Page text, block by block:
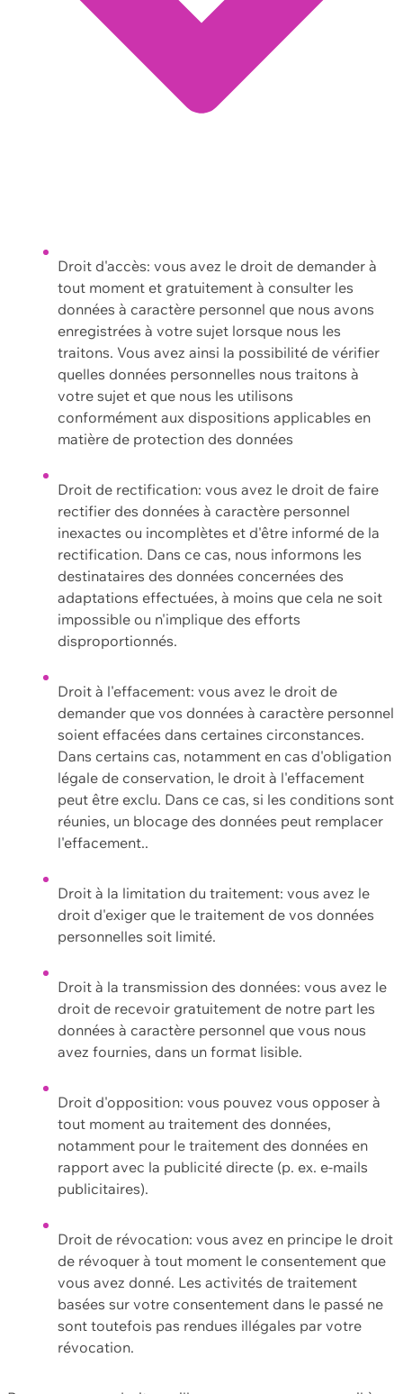
Droit d'accès: vous avez le droit de demander à
tout moment et gratuitement à consulter les
données à caractère personnel que nous avons
enregistrées à votre sujet lorsque nous les
traitons. Vous avez ainsi la possibilité de vérifier
quelles données personnelles nous traitons à
votre sujet et que nous les utilisons
conformément aux dispositions applicables en
matière de protection des données
Droit de rectification: vous avez le droit de faire
rectifier des données à caractère personnel
inexactes ou incomplètes et d'être informé de la
rectification. Dans ce cas, nous informons les
destinataires des données concernées des
adaptations effectuées, à moins que cela ne soit
impossible ou n'implique des efforts
disproportionnés.
Droit à l'effacement: vous avez le droit de
demander que vos données à caractère personnel
soient effacées dans certaines circonstances.
Dans certains cas, notamment en cas d'obligation
légale de conservation, le droit à l'effacement
peut être exclu. Dans ce cas, si les conditions sont
réunies, un blocage des données peut remplacer
l'effacement..
Droit à la limitation du traitement: vous avez le
droit d'exiger que le traitement de vos données
personnelles soit limité.
Droit à la transmission des données: vous avez le
droit de recevoir gratuitement de notre part les
données à caractère personnel que vous nous
avez fournies, dans un format lisible.
Droit d'opposition: vous pouvez vous opposer à
tout moment au traitement des données,
notamment pour le traitement des données en
rapport avec la publicité directe (p. ex. e-mails
publicitaires).
Droit de révocation: vous avez en principe le droit
de révoquer à tout moment le consentement que
vous avez donné. Les activités de traitement
basées sur votre consentement dans le passé ne
sont toutefois pas rendues illégales par votre
révocation.